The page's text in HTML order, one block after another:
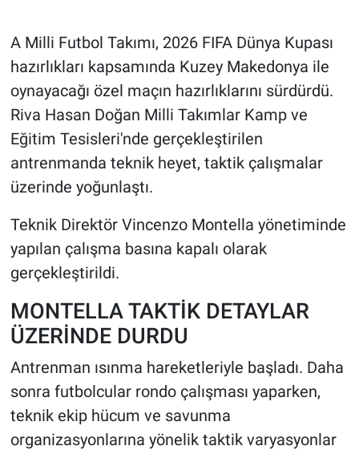
A Milli Futbol Takımı, 2026 FIFA Dünya Kupası
hazırlıkları kapsamında Kuzey Makedonya ile
oynayacağı özel maçın hazırlıklarını sürdürdü.
Riva Hasan Doğan Milli Takımlar Kamp ve
Eğitim Tesisleri'nde gerçekleştirilen
antrenmanda teknik heyet, taktik çalışmalar
üzerinde yoğunlaştı.
Teknik Direktör Vincenzo Montella yönetiminde
yapılan çalışma basına kapalı olarak
gerçekleştirildi.
MONTELLA TAKTİK DETAYLAR
ÜZERİNDE DURDU
Antrenman ısınma hareketleriyle başladı. Daha
sonra futbolcular rondo çalışması yaparken,
teknik ekip hücum ve savunma
organizasyonlarına yönelik taktik varyasyonlar
ÇEVRE
HABERDE İNSAN
SPOR
Bilim, Teknoloji